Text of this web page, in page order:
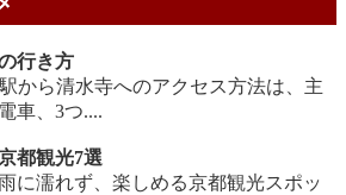
行き方
から清水寺へのアクセス方法は、主
車、3つ....
都観光7選
に濡れず、楽しめる京都観光スポッ